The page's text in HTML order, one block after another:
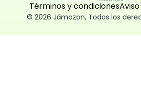
Términos y condiciones
© 2026 Jámazon, Todos los